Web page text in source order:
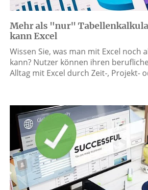
Mehr als "nur"
kann Excel
Wissen Sie, was man mit Excel noch
kann? Nutzer können ihren
Alltag mit Excel durch Zeit-, Projekt-